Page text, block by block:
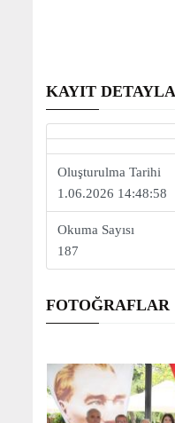
KAYIT
Oluşturulma Tarihi
1.06.2026 14:48:58
Okuma Sayısı
187
FOTOĞRAFLAR